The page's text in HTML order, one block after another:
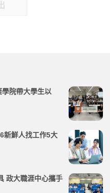
院帶大學生以
新鮮人找工作5大
政大職涯中心攜手